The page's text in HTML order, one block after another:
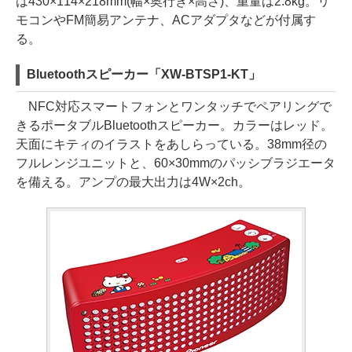
モコンやFM簡易アンテナ、ACアダプタなどが付属す
る。
Bluetoothスピーカー「XW-BTSP1-KT」
NFC対応スマートフォンとワンタッチでペアリングで
きるポータブルBluetoothスピーカー。カラーはレッド。
天面にキティのイラストをあしらっている。38mm径の
フルレンジユニットと、60×30mmのパッシブラジエータ
を備える。アンプの最大出力は4W×2ch。